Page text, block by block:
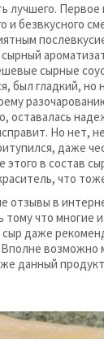
лучшего. Первое
и безвкусного
сырные
был гладкий, но
оставалась
Но нет,
даже
этого в состав
что
отзывы в
тому что многие
даже
возможно
данный